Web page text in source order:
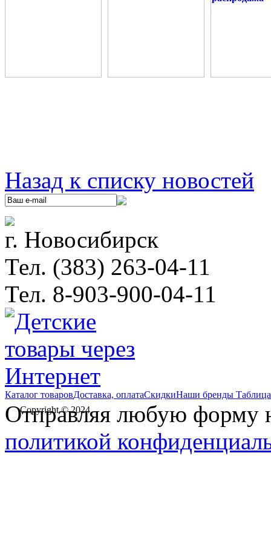
Назад к списку новостей
г. Новосибирск
Тел. (383) 263-04-11
Тел. 8-903-900-04-11
Каталог товаровДоставка, оплатаСкидкиНаши бренды
Copyright © 2024
Отправляя любую форму
политикой